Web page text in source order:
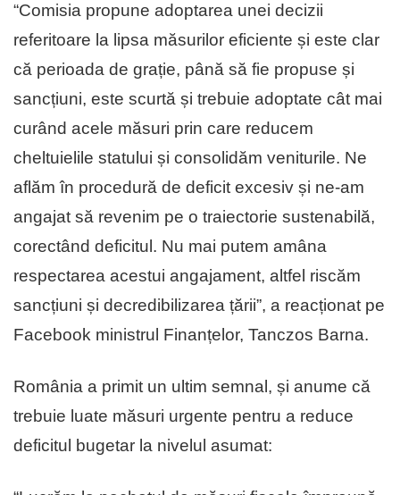
“Comisia propune adoptarea unei decizii
referitoare la lipsa măsurilor eficiente și este clar
că perioada de grație, până să fie propuse și
sancțiuni, este scurtă și trebuie adoptate cât mai
curând acele măsuri prin care reducem
cheltuielile statului și consolidăm veniturile. Ne
aflăm în procedură de deficit excesiv și ne-am
angajat să revenim pe o traiectorie sustenabilă,
corectând deficitul. Nu mai putem amâna
respectarea acestui angajament, altfel riscăm
sancțiuni și decredibilizarea țării”, a reacționat pe
Facebook ministrul Finanțelor, Tanczos Barna.
România a primit un ultim semnal, și anume că
trebuie luate măsuri urgente pentru a reduce
deficitul bugetar la nivelul asumat: